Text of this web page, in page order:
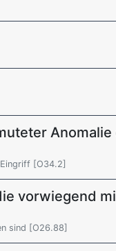
Anomalie
[O34.2]
vorwiegend
sind [O26.88]